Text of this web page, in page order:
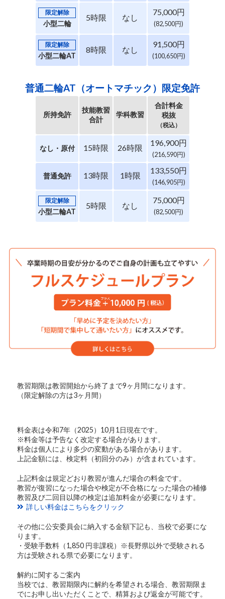
限定解除
小型二輪
5時限 なし
75,000円
(82,500円)
限定解除
小型二輪AT
8時限 なし
91,500円
(100,650円)
普通二輪AT（オートマチック）限定免許
所持免許
技能教習
合計
学科教習
合計料金
税抜
（税込）
なし・原付 15時限 26時限
196,900円
(216,590円)
普通免許 13時限 1時限
133,550円
(146,905円)
限定解除
小型二輪AT
5時限 なし
75,000円
(82,500円)
教習期限は教習開始から終了まで9ヶ月間になります。
（限定解除の方は3ヶ月間）
料金表は令和7年（2025）10月1日現在です。
※料金等は予告なく改定する場合があります。
料金は個人により多少の変動がある場合があります。
上記金額には、検定料（初回分のみ）が含まれています。
上記料金は規定どおり教習が進んだ場合の料金です。
教習が復習になった場合や検定が不合格になった場合の補修
教習及び二回目以降の検定は追加料金が必要になります。
詳しい料金はこちらをクリック
その他に公安委員会に納入する金額下記も、当校で必要にな
ります。
・受験手数料（1,850 円非課税）※長野県以外で受験される
方は受験される県で必要になります。
解約に関するご案内
当校では、教習期限内に解約を希望される場合、教習期限ま
でにお申し出いただくことで、精算および返金が可能です。